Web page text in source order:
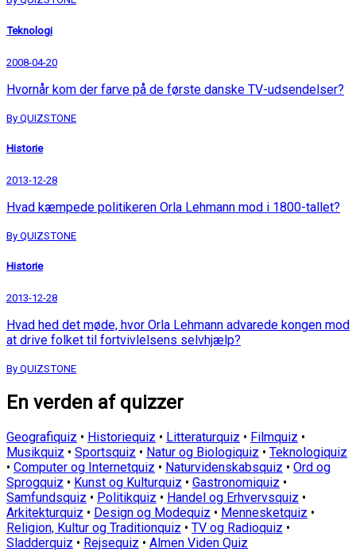
Teknologi
2008-04-20
Hvornår kom der farve på de første danske TV-udsendelser?
By QUIZSTONE
Historie
2013-12-28
Hvad kæmpede politikeren Orla Lehmann mod i 1800-tallet?
By QUIZSTONE
Historie
2013-12-28
Hvad hed det møde, hvor Orla Lehmann advarede kongen mod
at drive folket til fortvivlelsens selvhjælp?
By QUIZSTONE
En verden af quizzer
Geografiquiz • Historiequiz • Litteraturquiz • Filmquiz •
Musikquiz • Sportsquiz • Natur og Biologiquiz • Teknologiquiz
• Computer og Internetquiz • Naturvidenskabsquiz • Ord og
Sprogquiz • Kunst og Kulturquiz • Gastronomiquiz •
Samfundsquiz • Politikquiz • Handel og Erhvervsquiz •
Arkitekturquiz • Design og Modequiz • Mennesketquiz •
Religion, Kultur og Traditionquiz • TV og Radioquiz •
Sladderquiz • Rejsequiz • Almen Viden Quiz